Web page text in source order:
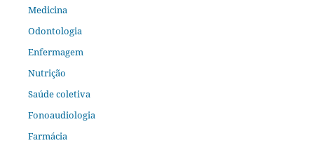
Medicina
Odontologia
Enfermagem
Nutrição
Saúde coletiva
Fonoaudiologia
Farmácia